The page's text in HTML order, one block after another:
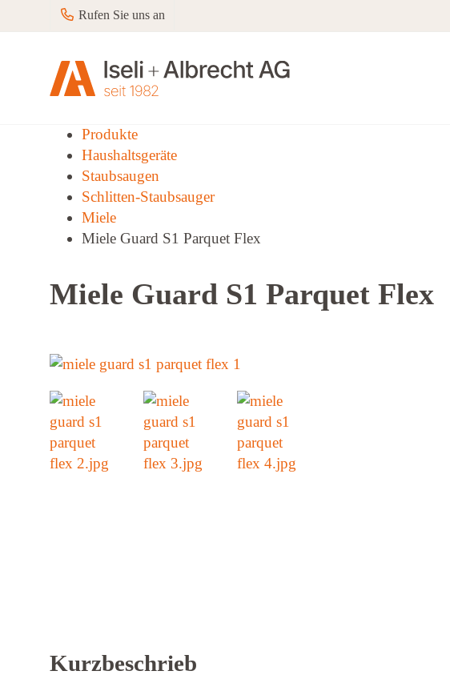
Rufen Sie uns an
Produkte
Haushaltsgeräte
Staubsaugen
Schlitten-Staubsauger
Miele
Miele Guard S1 Parquet Flex
Miele Guard S1 Parquet Flex
Kurzbeschrieb